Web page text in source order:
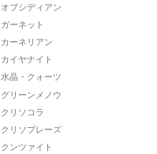
オブシディアン
ガーネット
カーネリアン
カイヤナイト
水晶・クォーツ
グリーンメノウ
クリソコラ
クリソプレーズ
クンツァイト